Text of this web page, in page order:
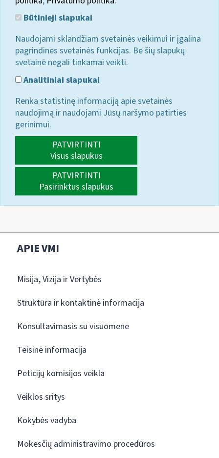
Būtinieji slapukai
Naudojami sklandžiam svetainės veikimui ir įgalina
pagrindines svetainės funkcijas. Be šių slapukų
svetainė negali tinkamai veikti.
Analitiniai slapukai
Renka statistinę informaciją apie svetainės
naudojimą ir naudojami Jūsų naršymo patirties
gerinimui.
PATVIRTINTI
Visus slapukus
PATVIRTINTI
Pasirinktus slapukus
APIE VMI
Misija, Vizija ir Vertybės
Struktūra ir kontaktinė informacija
Konsultavimasis su visuomene
Teisinė informacija
Peticijų komisijos veikla
Veiklos sritys
Kokybės vadyba
Mokesčių administravimo procedūros